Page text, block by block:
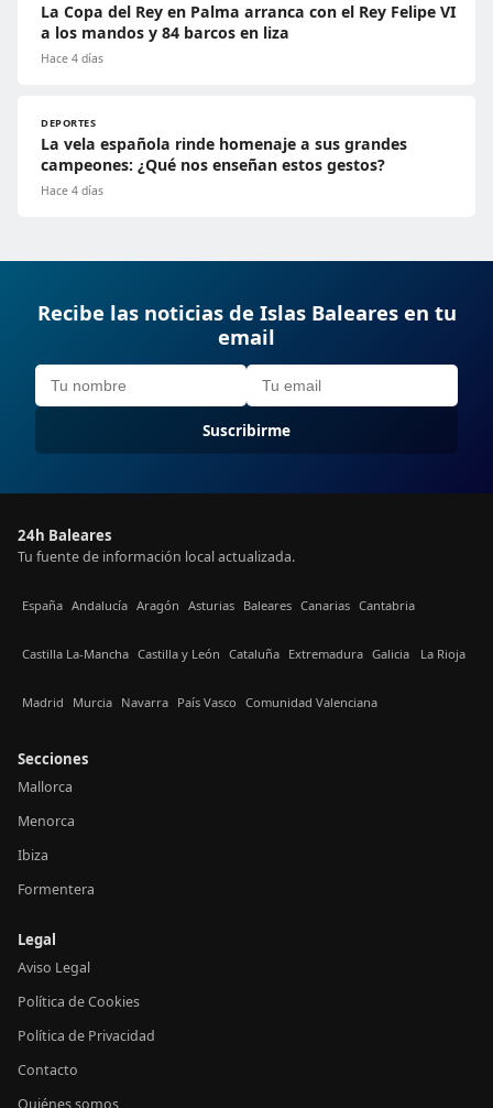
La Copa del Rey en Palma arranca con el Rey Felipe VI
a los mandos y 84 barcos en liza
Hace 4 días
DEPORTES
La vela española rinde homenaje a sus grandes
campeones: ¿Qué nos enseñan estos gestos?
Hace 4 días
Recibe las noticias de Islas Baleares en tu
email
Suscribirme
24h Baleares
Tu fuente de información local actualizada.
España Andalucía Aragón Asturias Baleares Canarias Cantabria
Castilla La-Mancha Castilla y León Cataluña Extremadura Galicia La Rioja
Madrid Murcia Navarra País Vasco Comunidad Valenciana
Secciones
Mallorca
Menorca
Ibiza
Formentera
Legal
Aviso Legal
Política de Cookies
Política de Privacidad
Contacto